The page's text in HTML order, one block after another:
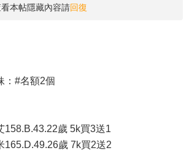
本帖隱藏內容請回復
：#名額2個
歲 5k買3送1
歲 7k買2送2